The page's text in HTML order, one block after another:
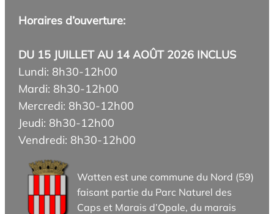
Horaires d’ouverture:
DU 15 JUILLET AU 14 AOÛT 2026 INCLUS
Lundi: 8h30-12h00
Mardi: 8h30-12h00
Mercredi: 8h30-12h00
Jeudi: 8h30-12h00
Vendredi: 8h30-12h00
Watten est une commune du Nord (59)
faisant partie du Parc Naturel des
Caps et Marais d’Opale, du marais